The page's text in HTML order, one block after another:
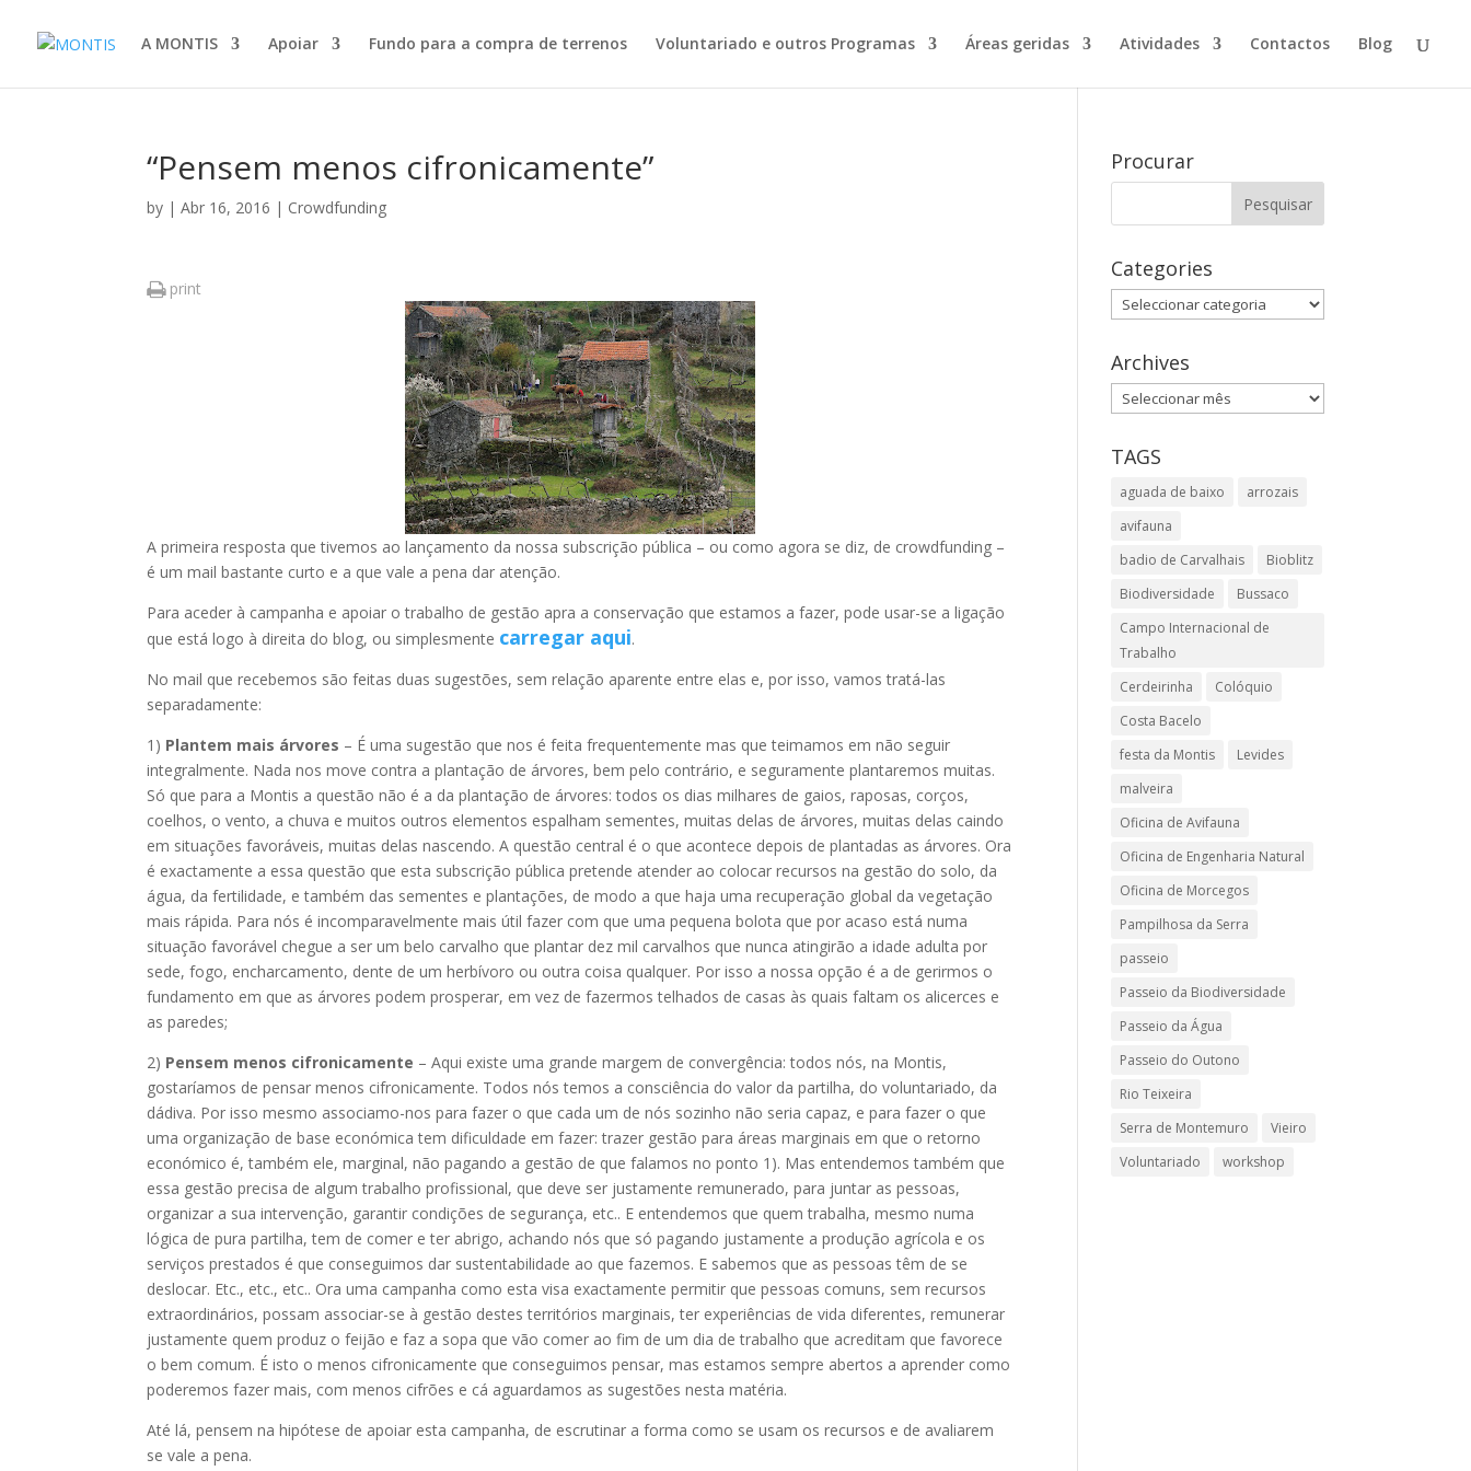
A MONTIS Apoiar Fundo para a compra de terrenos Voluntariado e outros Programas Áreas geridas Atividades Contactos Blog
“Pensem menos cifronicamente”
by |Abr 16, 2016 | Crowdfunding
print
A primeira resposta que tivemos ao lançamento da nossa subscrição pública – ou como agora se diz, de crowdfunding –
é um mail bastante curto e a que vale a pena dar atenção.
Para aceder à campanha e apoiar o trabalho de gestão apra a conservação que estamos a fazer, pode usar-se a ligação
que está logo à direita do blog, ou simplesmente carregar aqui.
No mail que recebemos são feitas duas sugestões, sem relação aparente entre elas e, por isso, vamos tratá-las
separadamente:
1) Plantem mais árvores – É uma sugestão que nos é feita frequentemente mas que teimamos em não seguir
integralmente. Nada nos move contra a plantação de árvores, bem pelo contrário, e seguramente plantaremos muitas.
Só que para a Montis a questão não é a da plantação de árvores: todos os dias milhares de gaios, raposas, corços,
coelhos, o vento, a chuva e muitos outros elementos espalham sementes, muitas delas de árvores, muitas delas caindo
em situações favoráveis, muitas delas nascendo. A questão central é o que acontece depois de plantadas as árvores. Ora
é exactamente a essa questão que esta subscrição pública pretende atender ao colocar recursos na gestão do solo, da
água, da fertilidade, e também das sementes e plantações, de modo a que haja uma recuperação global da vegetação
mais rápida. Para nós é incomparavelmente mais útil fazer com que uma pequena bolota que por acaso está numa
situação favorável chegue a ser um belo carvalho que plantar dez mil carvalhos que nunca atingirão a idade adulta por
sede, fogo, encharcamento, dente de um herbívoro ou outra coisa qualquer. Por isso a nossa opção é a de gerirmos o
fundamento em que as árvores podem prosperar, em vez de fazermos telhados de casas às quais faltam os alicerces e
as paredes;
2) Pensem menos cifronicamente – Aqui existe uma grande margem de convergência: todos nós, na Montis,
gostaríamos de pensar menos cifronicamente. Todos nós temos a consciência do valor da partilha, do voluntariado, da
dádiva. Por isso mesmo associamo-nos para fazer o que cada um de nós sozinho não seria capaz, e para fazer o que
uma organização de base económica tem dificuldade em fazer: trazer gestão para áreas marginais em que o retorno
económico é, também ele, marginal, não pagando a gestão de que falamos no ponto 1). Mas entendemos também que
essa gestão precisa de algum trabalho profissional, que deve ser justamente remunerado, para juntar as pessoas,
organizar a sua intervenção, garantir condições de segurança, etc.. E entendemos que quem trabalha, mesmo numa
lógica de pura partilha, tem de comer e ter abrigo, achando nós que só pagando justamente a produção agrícola e os
serviços prestados é que conseguimos dar sustentabilidade ao que fazemos. E sabemos que as pessoas têm de se
deslocar. Etc., etc., etc.. Ora uma campanha como esta visa exactamente permitir que pessoas comuns, sem recursos
extraordinários, possam associar-se à gestão destes territórios marginais, ter experiências de vida diferentes, remunerar
justamente quem produz o feijão e faz a sopa que vão comer ao fim de um dia de trabalho que acreditam que favorece
o bem comum. É isto o menos cifronicamente que conseguimos pensar, mas estamos sempre abertos a aprender como
poderemos fazer mais, com menos cifrões e cá aguardamos as sugestões nesta matéria.
Até lá, pensem na hipótese de apoiar esta campanha, de escrutinar a forma como se usam os recursos e de avaliarem
se vale a pena.
Procurar
Categories
Categories
Archives
Archives
TAGS
aguada de baixo
arrozais
avifauna
badio de Carvalhais
Bioblitz
Biodiversidade
Bussaco
Campo Internacional de
Trabalho
Cerdeirinha
Colóquio
Costa Bacelo
festa da Montis
Levides
malveira
Oficina de Avifauna
Oficina de Engenharia Natural
Oficina de Morcegos
Pampilhosa da Serra
passeio
Passeio da Biodiversidade
Passeio da Água
Passeio do Outono
Rio Teixeira
Serra de Montemuro
Vieiro
Voluntariado
workshop